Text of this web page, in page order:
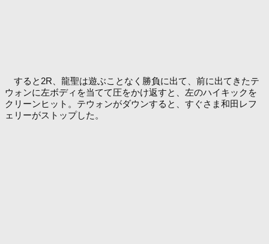
すると2R、龍聖は遊ぶことなく勝負に出て、前に出てきたテ
ウォンに左ボディを当てて圧をかけ返すと、左のハイキックを
クリーンヒット。テウォンがダウンすると、すぐさま和田レフ
ェリーがストップした。